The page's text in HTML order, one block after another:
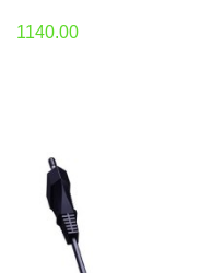
1140.00